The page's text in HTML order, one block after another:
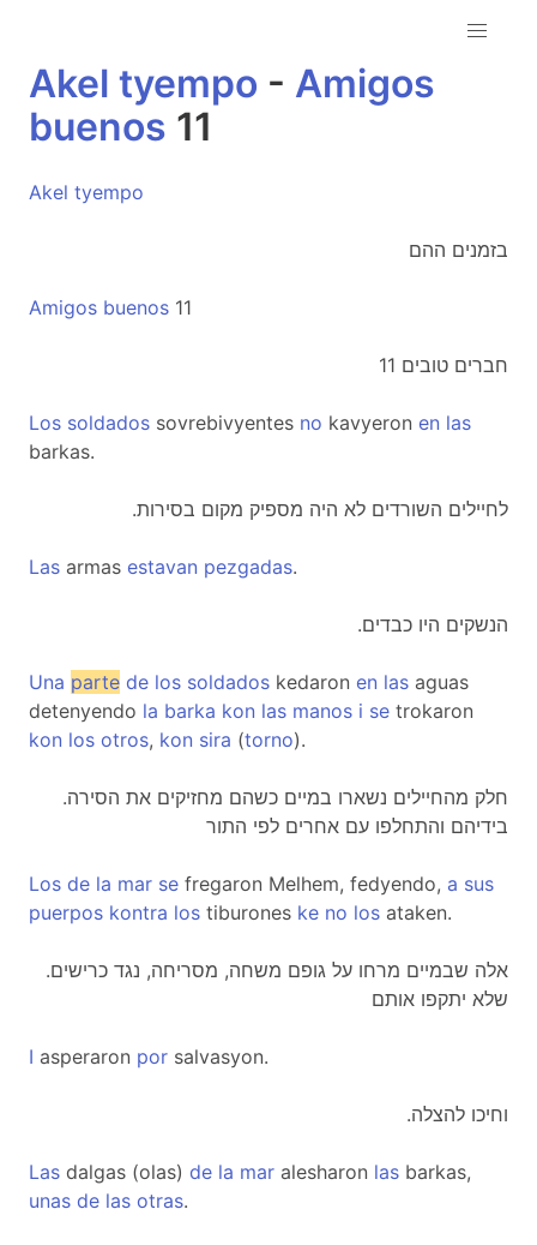
Akel tyempo - Amigos
buenos 11
Akel tyempo
בזמנים ההם
Amigos buenos 11
חברים טובים 11
Los soldados sovrebivyentes no kavyeron en las
barkas.
.לחיילים השורדים לא היה מספיק מקום בסירות
Las armas estavan pezgadas.
.הנשקים היו כבדים
Una parte de los soldados kedaron en las aguas
detenyendo la barka kon las manos i se trokaron
kon los otros, kon sira (torno).
.חלק מהחיילים נשארו במיים כשהם מחזיקים את הסירה
בידיהם והתחלפו עם אחרים לפי התור
Los de la mar se fregaron Melhem, fedyendo, a sus
puerpos kontra los tiburones ke no los ataken.
.אלה שבמיים מרחו על גופם משחה, מסריחה, נגד כרישים
שלא יתקפו אותם
I asperaron por salvasyon.
.וחיכו להצלה
Las dalgas (olas) de la mar alesharon las barkas,
unas de las otras.